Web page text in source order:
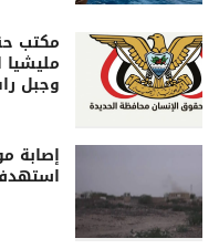
مكتب
مليشيا
وجبل
إصابة